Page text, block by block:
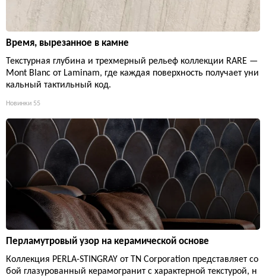
Время, вырезанное в камне
Текстурная глубина и трехмерный рельеф коллекции RARE —
Mont Blanc от Laminam, где каждая поверхность получает уни
кальный тактильный код.
Новинки 55
Перламутровый узор на керамической основе
Коллекция PERLA-STINGRAY от TN Corporation представляет со
бой глазурованный керамогранит с характерной текстурой, н